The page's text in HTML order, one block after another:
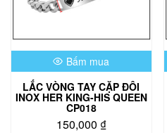
Bấm mua
LẮC VÒNG TAY CẶP ĐÔI
INOX HER KING-HIS QUEEN
CP018
150,000 ₫